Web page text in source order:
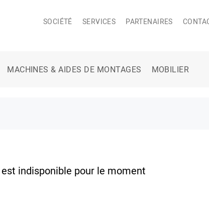
SOCIÉTÉ SERVICES PARTENAIRES
MACHINES & AIDES DE MONTAGES MOBILIER
indisponible pour le moment